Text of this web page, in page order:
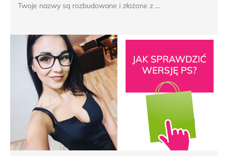
Twoje nazwy są rozbudowane i złożone z …